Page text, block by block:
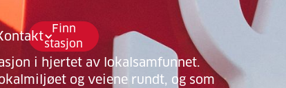
Finn
stasjon
i hjertet av lokalsamfunnet.
og veiene rundt, og som